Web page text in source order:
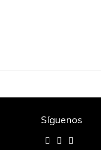
Síguenos